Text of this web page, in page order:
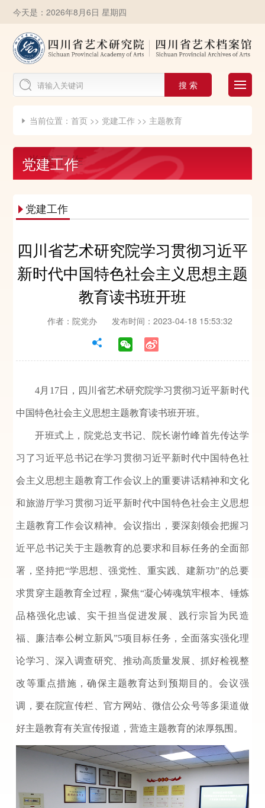
今天是：2026年8月6日 星期四
搜 索
 当前位置：首页 >> 党建工作 >> 主题教育
党建工作
 党建工作
四川省艺术研究院学习贯彻习近平
新时代中国特色社会主义思想主题
教育读书班开班
作者：院党办 发布时间：2023-04-18 15:53:32
4月17日，四川省艺术研究院学习贯彻习近平新时代
中国特色社会主义思想主题教育读书班开班。
开班式上，院党总支书记、院长谢竹峰首先传达学
习了习近平总书记在学习贯彻习近平新时代中国特色社
会主义思想主题教育工作会议上的重要讲话精神和文化
和旅游厅学习贯彻习近平新时代中国特色社会主义思想
主题教育工作会议精神。会议指出，要深刻领会把握习
近平总书记关于主题教育的总要求和目标任务的全面部
署，坚持把“学思想、强党性、重实践、建新功”的总要
求贯穿主题教育全过程，聚焦“凝心铸魂筑牢根本、锤炼
品格强化忠诚、实干担当促进发展、践行宗旨为民造
福、廉洁奉公树立新风”5项目标任务，全面落实强化理
论学习、深入调查研究、推动高质量发展、抓好检视整
改等重点措施，确保主题教育达到预期目的。会议强
调，要在院宣传栏、官方网站、微信公众号等多渠道做
好主题教育有关宣传报道，营造主题教育的浓厚氛围。